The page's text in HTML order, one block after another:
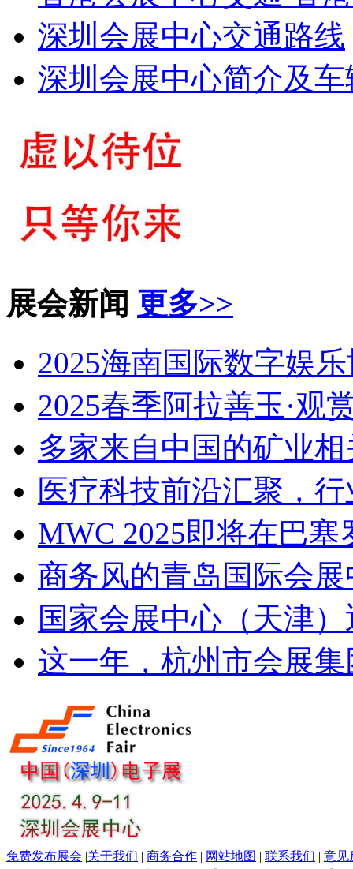
深圳会展中心交通路线
深圳会展中心简介及
展会新闻 更多>>
2025海南国际数字娱
2025春季阿拉善玉·观
多家来自中国的矿业
医疗科技前沿汇聚，
MWC 2025即将在巴塞
商务风的青岛国际会
国家会展中心（天津
这一年，杭州市会展
免费发布展会 |关于我们 | 商务合作 | 网站地图 | 联系我们 | 意见